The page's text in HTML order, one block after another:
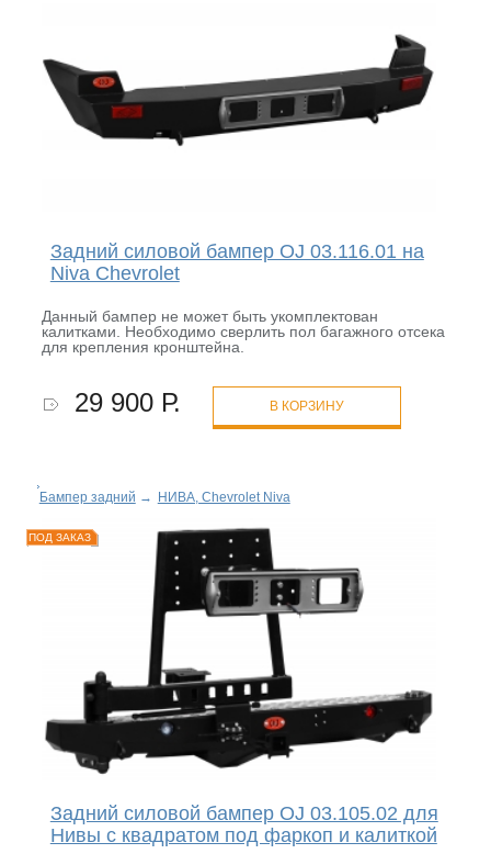
Задний силовой бампер OJ 03.116.01 на
Niva Chevrolet
Данный бампер не может быть укомплектован
калитками. Необходимо сверлить пол багажного отсека
для крепления кронштейна.
29 900 Р. В КОРЗИНУ
Бампер задний → НИВА, Chevrolet Niva
ПОД ЗАКАЗ
Задний силовой бампер OJ 03.105.02 для
Нивы с квадратом под фаркоп и калиткой